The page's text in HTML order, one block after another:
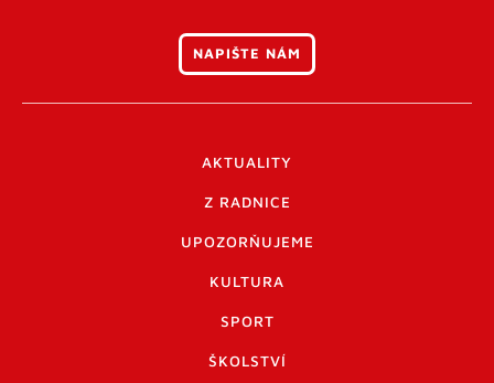
NAPIŠTE NÁM
AKTUALITY
Z RADNICE
UPOZORŇUJEME
KULTURA
SPORT
ŠKOLSTVÍ